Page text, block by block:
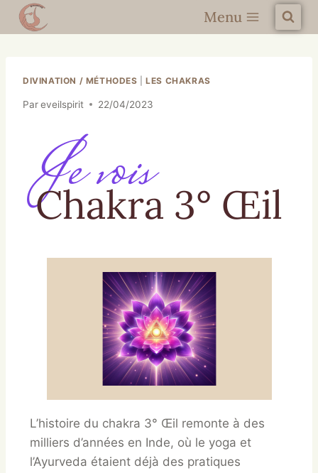
Menu
DIVINATION / MÉTHODES |LES CHAKRAS
Pareveilspirit 22/04/2023
Je vois
Chakra 3° Œil
L’histoire du chakra 3° Œil remonte à des
milliers d’années en Inde, où le yoga et
l’Ayurveda étaient déjà des pratiques